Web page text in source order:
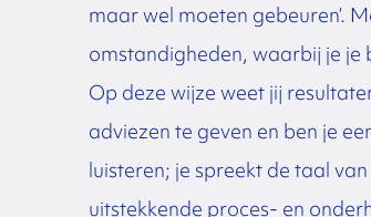
maar wel moeten gebeuren’.
omstandigheden, waarbij je je
Op deze wijze weet jij
adviezen te geven en ben je
luisteren; je spreekt de taal
uitstekkende proces- en